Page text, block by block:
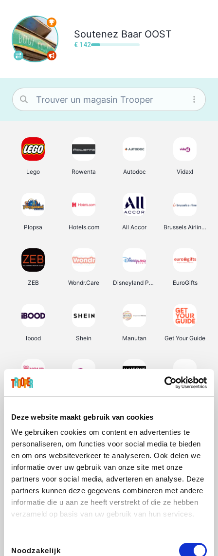
Deze website maakt gebruik van cookies
We gebruiken cookies om content en advertenties te
personaliseren, om functies voor social media te bieden
en om ons websiteverkeer te analyseren. Ook delen we
informatie over uw gebruik van onze site met onze
partners voor social media, adverteren en analyse. Deze
partners kunnen deze gegevens combineren met andere
informatie die u aan ze heeft verstrekt of die ze hebben
verzameld op basis van uw gebruik van hun services.
Noodzakelijk
Soutenez Baar OOST
€ 142
Lego Rowenta Autodoc Vidaxl
Plopsa Hotels.com All Accor Brussels Airlines
ZEB Wondr.Care Disneyland Paris EuroGifts
Ibood Shein Manutan Get Your Guide
Weekendesk Sarenza Schiesser Interhome